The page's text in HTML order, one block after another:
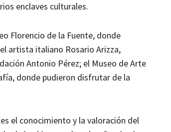
enclaves culturales.
Florencio de la Fuente, donde
artista italiano Rosario Arizza,
Antonio Pérez; el Museo de Arte
donde pudieron disfrutar de la
el conocimiento y la valoración del